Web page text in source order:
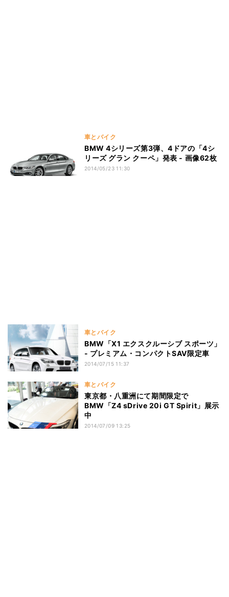
車とバイク
BMW 4シリーズ第3弾、4ドアの「4シ
リーズ グラン クーペ」発表 - 画像62枚
2014/05/23 11:30
車とバイク
BMW「X1 エクスクルーシブ スポーツ」
- プレミアム・コンパクトSAV限定車
2014/07/15 11:37
車とバイク
東京都・八重洲にて期間限定で
BMW「Z4 sDrive 20i GT Spirit」展示
中
2014/07/09 13:25